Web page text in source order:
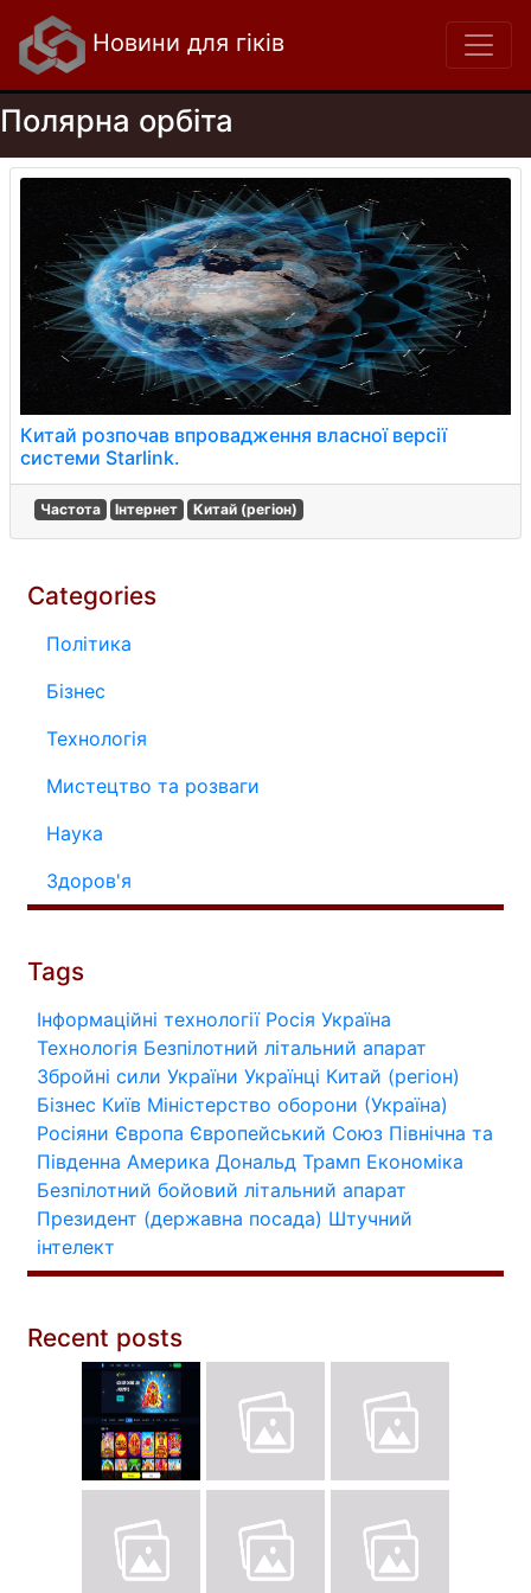
Новини для гіків
Полярна орбіта
Китай розпочав впровадження власної версії
системи Starlink.
Частота Інтернет Китай (регіон)
Categories
Політика
Бізнес
Технологія
Мистецтво та розваги
Наука
Здоров'я
Tags
Інформаційні технології Росія Україна
Технологія Безпілотний літальний апарат
Збройні сили України Українці Китай (регіон)
Бізнес Київ Міністерство оборони (Україна)
Росіяни Європа Європейський Союз Північна та
Південна Америка Дональд Трамп Економіка
Безпілотний бойовий літальний апарат
Президент (державна посада) Штучний
інтелект
Recent posts